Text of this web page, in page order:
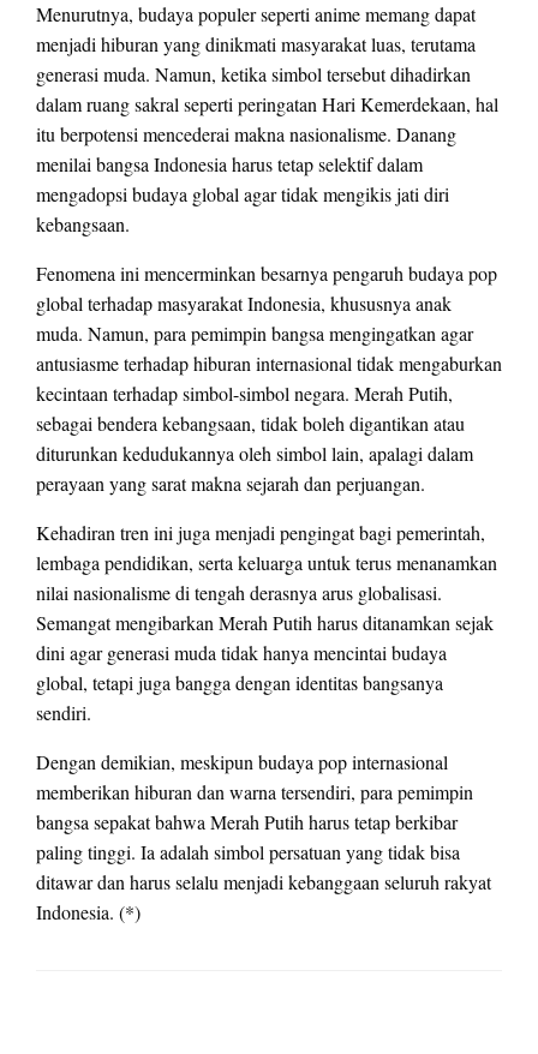
Menurutnya, budaya populer seperti anime memang dapat
menjadi hiburan yang dinikmati masyarakat luas, terutama
generasi muda. Namun, ketika simbol tersebut dihadirkan
dalam ruang sakral seperti peringatan Hari Kemerdekaan, hal
itu berpotensi mencederai makna nasionalisme. Danang
menilai bangsa Indonesia harus tetap selektif dalam
mengadopsi budaya global agar tidak mengikis jati diri
kebangsaan.
Fenomena ini mencerminkan besarnya pengaruh budaya pop
global terhadap masyarakat Indonesia, khususnya anak
muda. Namun, para pemimpin bangsa mengingatkan agar
antusiasme terhadap hiburan internasional tidak mengaburkan
kecintaan terhadap simbol-simbol negara. Merah Putih,
sebagai bendera kebangsaan, tidak boleh digantikan atau
diturunkan kedudukannya oleh simbol lain, apalagi dalam
perayaan yang sarat makna sejarah dan perjuangan.
Kehadiran tren ini juga menjadi pengingat bagi pemerintah,
lembaga pendidikan, serta keluarga untuk terus menanamkan
nilai nasionalisme di tengah derasnya arus globalisasi.
Semangat mengibarkan Merah Putih harus ditanamkan sejak
dini agar generasi muda tidak hanya mencintai budaya
global, tetapi juga bangga dengan identitas bangsanya
sendiri.
Dengan demikian, meskipun budaya pop internasional
memberikan hiburan dan warna tersendiri, para pemimpin
bangsa sepakat bahwa Merah Putih harus tetap berkibar
paling tinggi. Ia adalah simbol persatuan yang tidak bisa
ditawar dan harus selalu menjadi kebanggaan seluruh rakyat
Indonesia. (*)